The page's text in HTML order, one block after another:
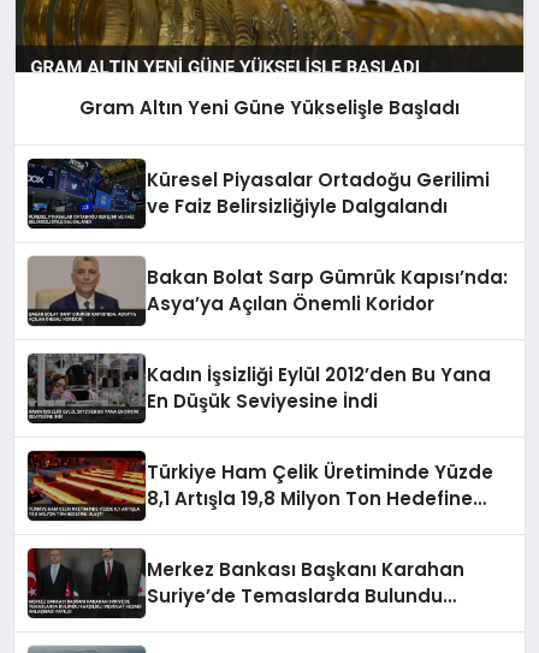
Gram Altın Yeni Güne Yükselişle Başladı
Küresel Piyasalar Ortadoğu Gerilimi
ve Faiz Belirsizliğiyle Dalgalandı
Bakan Bolat Sarp Gümrük Kapısı’nda:
Asya’ya Açılan Önemli Koridor
Kadın İşsizliği Eylül 2012’den Bu Yana
En Düşük Seviyesine İndi
Türkiye Ham Çelik Üretiminde Yüzde
8,1 Artışla 19,8 Milyon Ton Hedefine
Merkez Bankası Başkanı Karahan
Suriye’de Temaslarda Bulundu